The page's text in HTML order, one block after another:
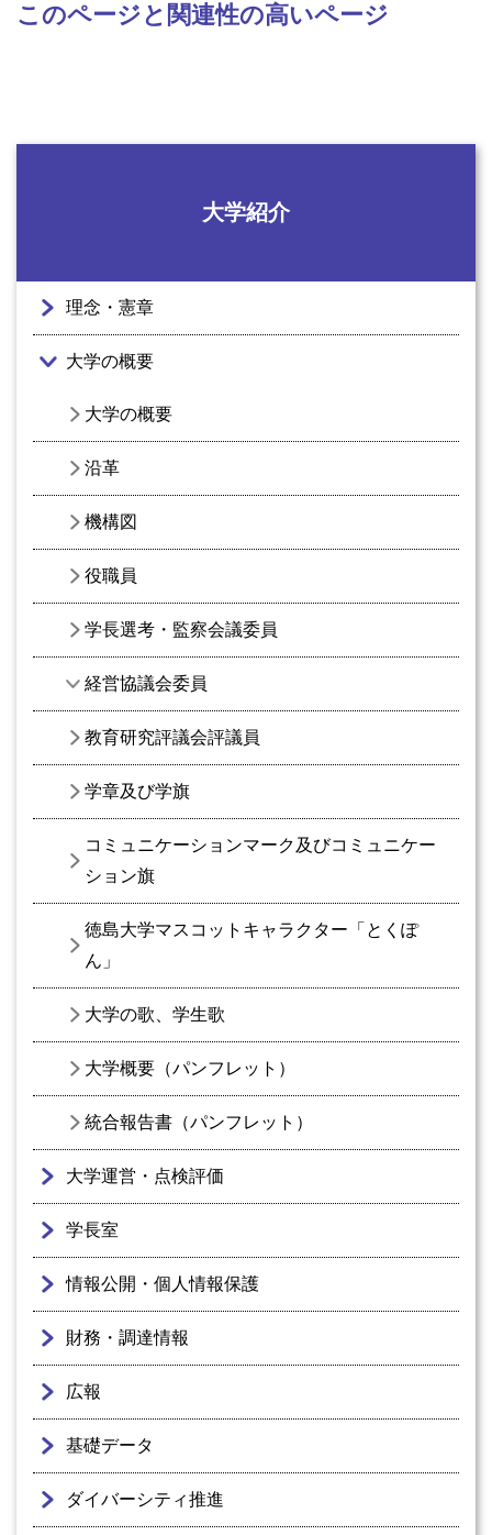
このページと関連性の高いページ
大学紹介
理念・憲章
大学の概要
大学の概要
沿革
機構図
役職員
学長選考・監察会議委員
経営協議会委員
教育研究評議会評議員
学章及び学旗
コミュニケーションマーク及びコミュニケー
ション旗
徳島大学マスコットキャラクター「とくぽ
ん」
大学の歌、学生歌
大学概要（パンフレット）
統合報告書（パンフレット）
大学運営・点検評価
学長室
情報公開・個人情報保護
財務・調達情報
広報
基礎データ
ダイバーシティ推進